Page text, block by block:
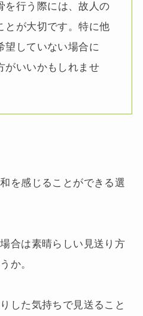
を行う際には、故人の
とが大切です。特に他
望していない場合に
がいいかもしれませ
を感じることができる選
合は素晴らしい見送り方
か。
した気持ちで見送ること